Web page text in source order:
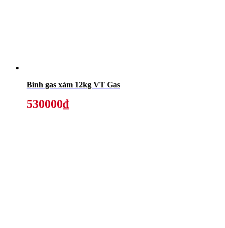
Bình gas xám 12kg VT Gas
530000₫